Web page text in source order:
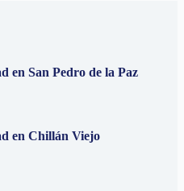
en San Pedro de la Paz
en Chillán Viejo